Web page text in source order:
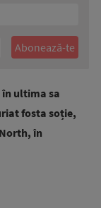
ultima sa
fosta soție,
în